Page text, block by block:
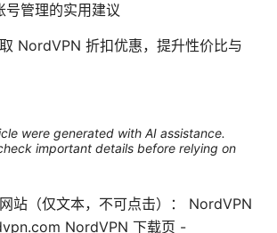
号管理的实用建议
NordVPN 折扣优惠，提升性价比与
were generated with AI assistance.
important details before relying on
站（仅文本，不可点击）： NordVPN
NordVPN 下载页 -